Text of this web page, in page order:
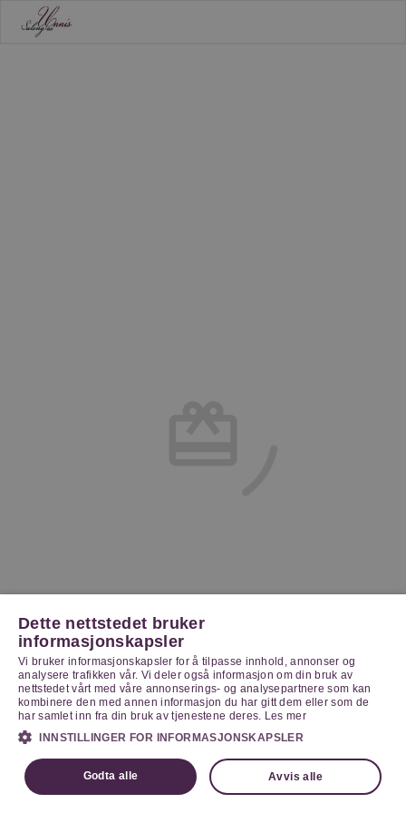
Dette nettstedet bruker
informasjonskapsler
Vi bruker informasjonskapsler for å tilpasse innhold, annonser og
analysere trafikken vår. Vi deler også informasjon om din bruk av
nettstedet vårt med våre annonserings- og analysepartnere som kan
kombinere den med annen informasjon du har gitt dem eller som de
har samlet inn fra din bruk av tjenestene deres. Les mer
INNSTILLINGER FOR INFORMASJONSKAPSLER
Godta alle Avvis alle